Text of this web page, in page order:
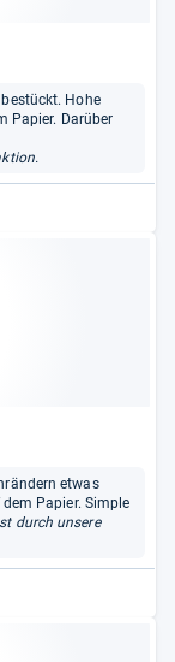
Hohe
Papier. Darüber
etwas
Papier. Simple
durch unsere